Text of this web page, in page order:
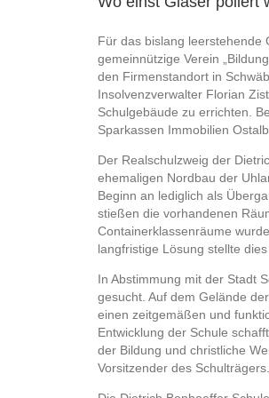
Für das bislang leerstehende
gemeinnützige Verein
den Firmenstandort in
Insolvenzverwalter Florian
Schulgebäude zu errichten.
Sparkassen Immobilien Ostalb
Der Realschulzweig der
ehemaligen Nordbau der
Beginn an lediglich als
stießen die vorhandenen
Containerklassenräume
langfristige Lösung stellte
In Abstimmung mit der Stadt
gesucht. Auf dem Gelände
einen zeitgemäßen und
Entwicklung der Schule
der Bildung und christliche
Vorsitzender des Schulträgers.